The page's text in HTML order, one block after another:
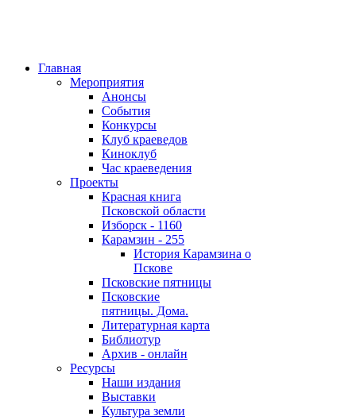
Главная
Мероприятия
Анонсы
События
Конкурсы
Клуб краеведов
Киноклуб
Час краеведения
Проекты
Красная книга
Псковской области
Изборск - 1160
Карамзин - 255
История Карамзина о
Пскове
Псковские пятницы
Псковские
пятницы. Дома.
Литературная карта
Библиотур
Архив - онлайн
Ресурсы
Наши издания
Выставки
Культура земли